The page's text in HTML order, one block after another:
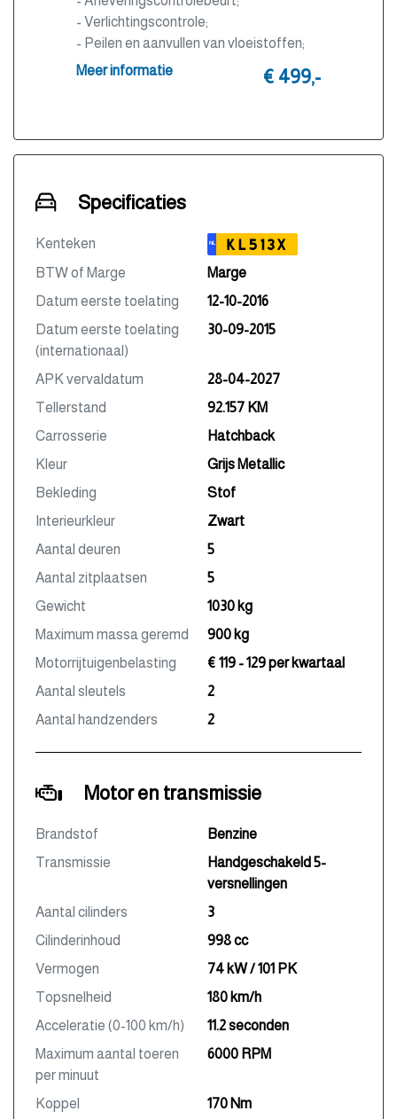
- Verlichtingscontrole;
- Peilen en aanvullen van vloeistoffen;
- Bandenspanningscontrole;
Meer informatie € 499,-
Specificaties
Kenteken NL KL513X
BTW of Marge
Marge
Datum eerste toelating
12-10-2016
Datum eerste toelating
(internationaal)
30-09-2015
APK vervaldatum
28-04-2027
Tellerstand
92.157 KM
Carrosserie
Hatchback
Kleur
Grijs Metallic
Bekleding
Stof
Interieurkleur
Zwart
Aantal deuren
5
Aantal zitplaatsen
5
Gewicht
1030 kg
Maximum massa geremd
900 kg
Motorrijtuigenbelasting
€ 119 - 129 per kwartaal
Aantal sleutels
2
Aantal handzenders
2
Motor en transmissie
Brandstof
Benzine
Transmissie
Handgeschakeld 5-
versnellingen
Aantal cilinders
3
Cilinderinhoud
998 cc
Vermogen
74 kW / 101 PK
Topsnelheid
180 km/h
Acceleratie (0-100 km/h)
11.2 seconden
Maximum aantal toeren
per minuut
6000 RPM
Koppel
170 Nm